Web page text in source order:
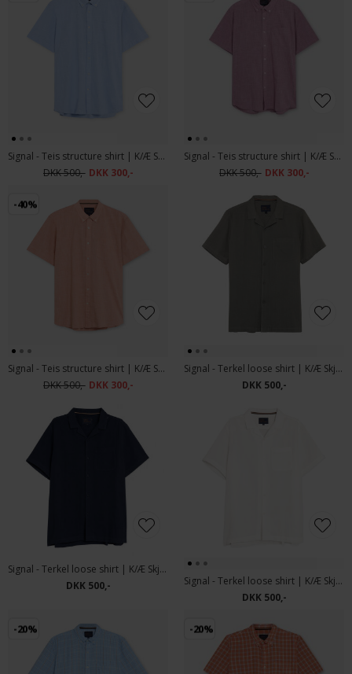
Signal - Teis structure shirt | K/Æ Skjorte Blue Wind
DKK 500,- DKK 300,-
Signal - Teis structure shirt | K/Æ Skjorte Mauve Rose
DKK 500,- DKK 300,-
-40%
Signal - Teis structure shirt | K/Æ Skjorte Sun Baked
DKK 500,- DKK 300,-
Signal - Terkel loose shirt | K/Æ Skjorte Green Kalamata
DKK 500,-
Signal - Terkel loose shirt | K/Æ Skjorte Deep Marine
DKK 500,-
Signal - Terkel loose shirt | K/Æ Skjorte Egret Dust
DKK 500,-
-20% -20%